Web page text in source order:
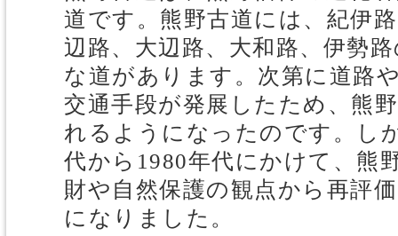
道です。熊野古道には、紀伊
辺路、大辺路、大和路、伊勢
な道があります。次第に道路
交通手段が発展したため、熊
れるようになったのです。し
代から1980年代にかけて、熊
財や自然保護の観点から再評
になりました。